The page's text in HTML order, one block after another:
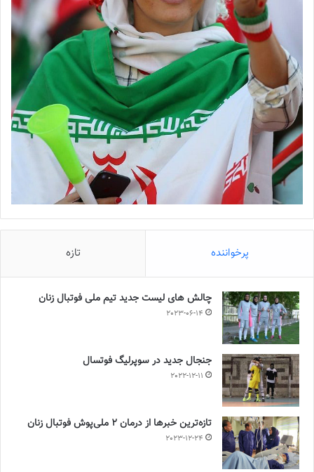
پرخواننده تازه
چالش هاى ليست جدید تيم ملى فوتبال زنان
2023-06-14
جنجال جدید در سوپرلیگ فوتسال
2022-12-11
تازه‌ترین خبرها از درمان ۲ ملی‌پوش فوتبال زنان
2023-12-24